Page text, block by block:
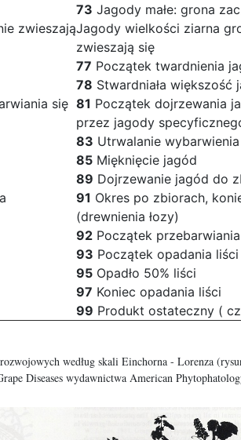
73 Jagody małe: grona
zwieszająJagody wielkości ziarna
zwieszają się
77 Początek twardnienia
78 Stwardniała większość
się 81 Początek dojrzewania
przez jagody
83 Utrwalanie
85 Mięknięcie jagód
89 Dojrzewanie jagód do
91 Okres po zbiorach,
(drewnienia łozy)
92 Początek
93 Początek opadania liści
95 Opadło 50% liści
97 Koniec opadania liści
99 Produkt ostateczny (
według skali Einchorna - Lorenza
Diseases wydawnictwa American